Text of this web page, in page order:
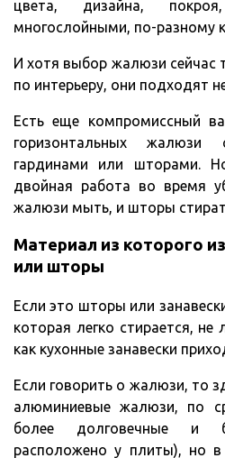
цвета, дизайна,
многослойными, по-разному
И хотя выбор жалюзи сейчас
по интерьеру, они подходят
Есть еще компромиссный
горизонтальных жалюзи
гардинами или шторами.
двойная работа во время
жалюзи мыть, и шторы
Материал из которого
или шторы
Если это шторы или
которая легко стирается, не
как кухонные занавески
Если говорить о жалюзи, то
алюминиевые жалюзи, по
более долговечные и
расположено у плиты), но